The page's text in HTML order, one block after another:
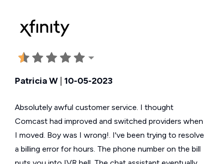
Patricia W 10-05-2023
Absolutely awful customer service. I thought
Comcast had improved and switched providers when
I moved. Boy was I wrong!. I've been trying to resolve
a billing error for hours. The phone number on the bill